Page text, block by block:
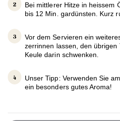
Bei mittlerer Hitze in heissem
bis 12 Min. gardünsten. Kurz
Vor dem Servieren ein
zerrinnen lassen, den
Keule darin schwenken.
Unser Tipp: Verwenden Sie
ein besonders gutes Aroma!